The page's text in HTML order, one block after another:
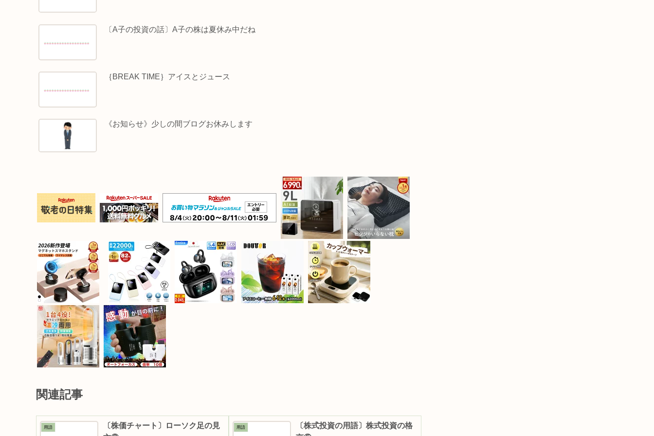
〔A子の投資の話〕A子の株は夏休み中だね
｛BREAK TIME｝アイスとジュース
《お知らせ》少しの間ブログお休みします
関連記事
用語
〔株価チャート〕ローソク足の見
用語
〔株式投資の用語〕株式投資の格